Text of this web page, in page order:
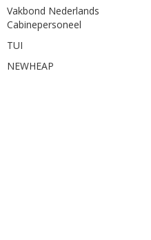
Vakbond Nederlands
Cabinepersoneel
TUI
NEWHEAP